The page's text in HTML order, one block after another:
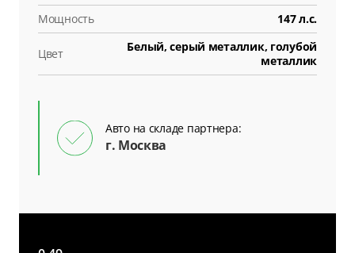
Мощность
147 л.с.
Цвет
Белый, серый металлик, голубой
металлик
Авто на складе партнера:
г. Москва